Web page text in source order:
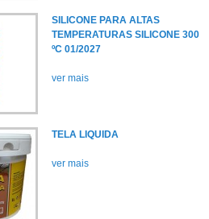
SILICONE PARA ALTAS
TEMPERATURAS SILICONE 300
ºC 01/2027
ver mais
TELA LIQUIDA
ver mais